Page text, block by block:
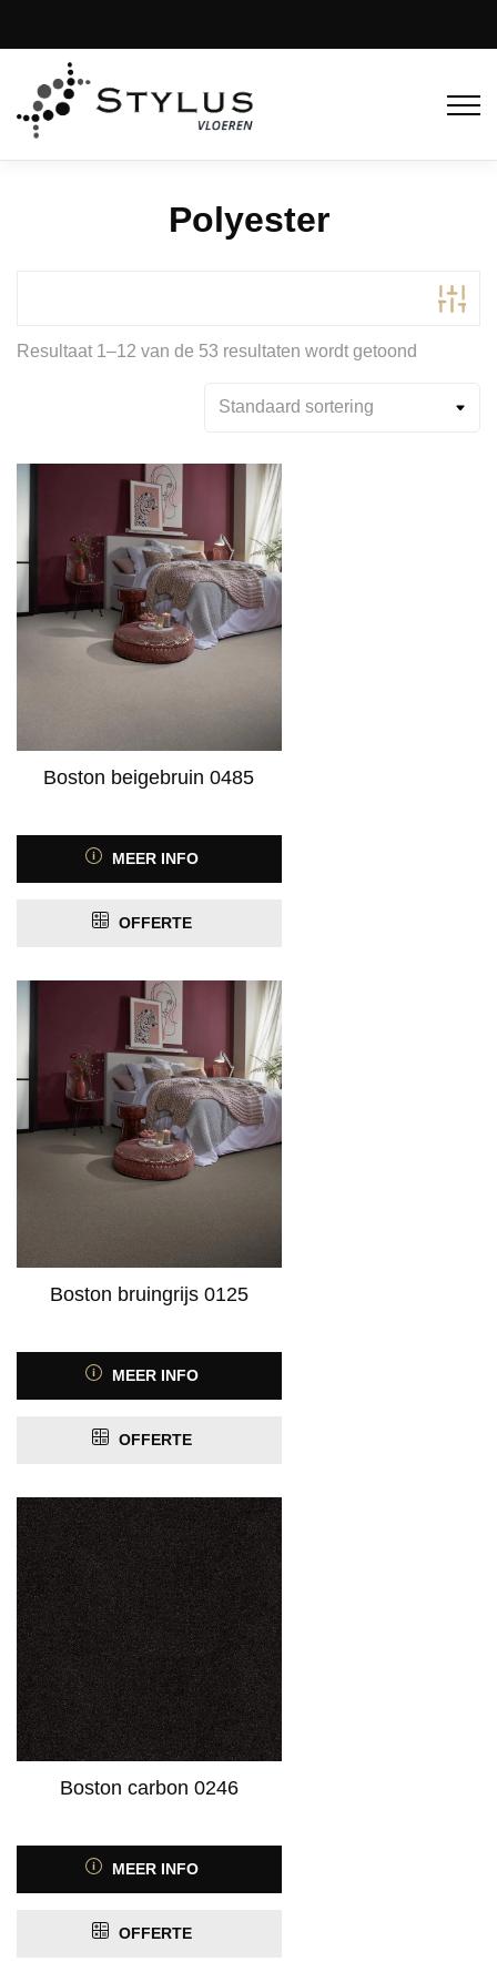
Polyester
Product Kleur
Product Kleurfamilie
Product Kleurspectrum
Product Antislip
Product Antistatisch
(53)
Product Contactgeluidreductie
Product Geschikt voor vloerverwarming
PRIJS
Resultaat 1–12 van de 53 resultaten wordt getoond
Boston beigebruin 0485
MEER INFO
OFFERTE
Boston bruingrijs 0125
MEER INFO
OFFERTE
Boston carbon 0246
MEER INFO
OFFERTE